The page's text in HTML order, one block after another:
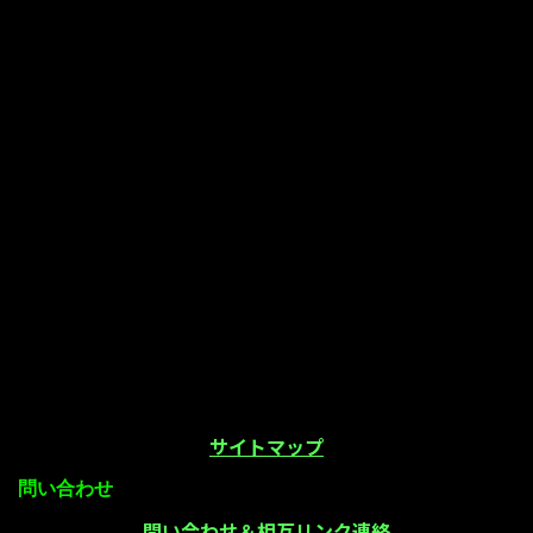
サイトマップ
問い合わせ